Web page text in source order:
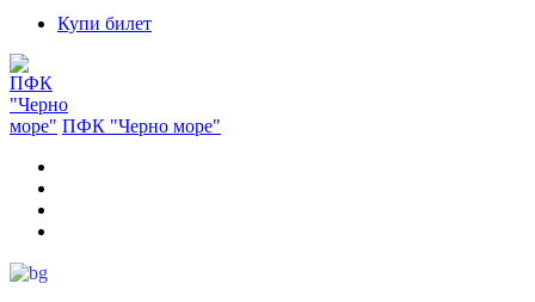
Купи билет
ПФК "Черно море"